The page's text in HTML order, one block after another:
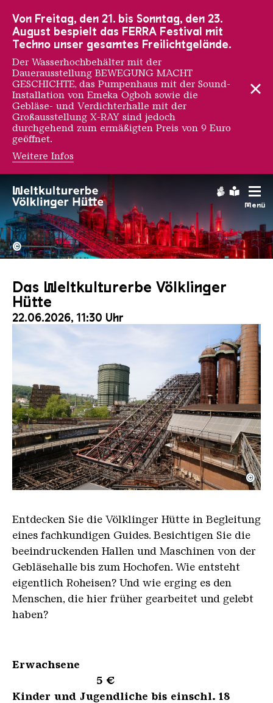
Menü
Hochofengruppe in Rot
Copyright:
©
Das Weltkulturerbe Völklinger
Hütte
22.06.2026, 11:30 Uhr
Der Erzschrägaufzug der Völklinger Hütte mit
Copyright: Weltkulturerbe Völklinger Hütte | Karl
©
Entdecken Sie die Völklinger Hütte in Begleitung
eines fachkundigen Guides. Besichtigen Sie die
beeindruckenden Hallen und Maschinen von der
Gebläsehalle bis zum Hochofen. Wie entsteht
eigentlich Roheisen? Und wie erging es den
Menschen, die hier früher gearbeitet und gelebt
haben?
Erwachsene
5 €
Kinder und Jugendliche bis einschl. 18
Von Freitag, den 21. bis Sonntag, den 23.
August bespielt das FERRA Festival mit
Techno unser gesamtes Freilichtgelände.
Der Wasserhochbehälter mit der
Dauerausstellung BEWEGUNG MACHT
GESCHICHTE, das Pumpenhaus mit der Sound-
Installation von Emeka Ogboh sowie die
Gebläse- und Verdichterhalle mit der
Großausstellung X-RAY sind jedoch
durchgehend zum ermäßigten Preis von 9 Euro
geöffnet.
Weitere Infos